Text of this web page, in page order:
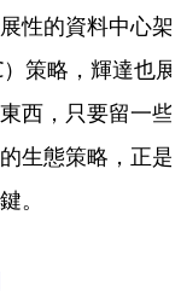
性的資料中心架
策略，輝達也展
西，只要留一些
生態策略，正是
。